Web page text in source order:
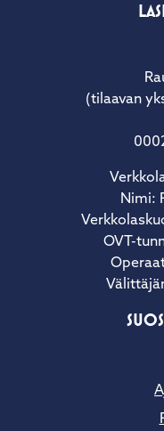
(tilaavan
Nimi:
OVT-